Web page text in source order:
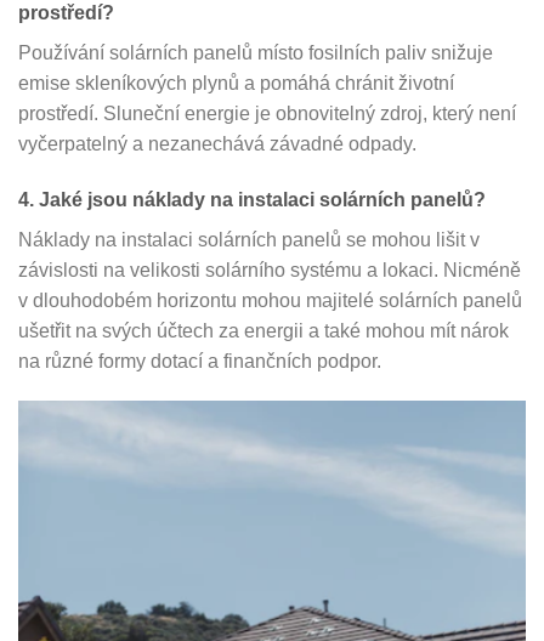
prostředí?
Používání solárních panelů místo fosilních paliv snižuje
emise skleníkových plynů a pomáhá chránit životní
prostředí. Sluneční energie je obnovitelný zdroj, který není
vyčerpatelný a nezanechává závadné odpady.
4. Jaké jsou náklady na instalaci solárních panelů?
Náklady na instalaci solárních panelů se mohou lišit v
závislosti na velikosti solárního systému a lokaci. Nicméně
v dlouhodobém horizontu mohou majitelé solárních panelů
ušetřit na svých účtech za energii a také mohou mít nárok
na různé formy dotací a finančních podpor.